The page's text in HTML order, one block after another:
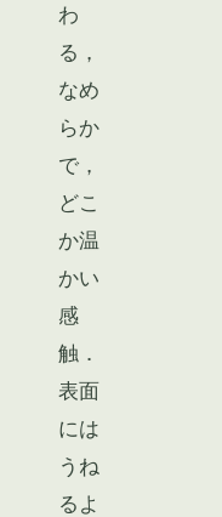
わ
る，
なめ
らか
で，
どこ
か温
かい
感
触．
表面
には
うね
るよ